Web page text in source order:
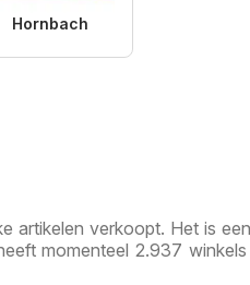
Hornbach
artikelen verkoopt. Het is
momenteel 2.937